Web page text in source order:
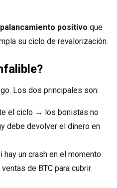
positivo que
su ciclo de revalorización.
Los dos principales son:
el ciclo → los bonistas no
debe devolver el dinero en
hay un crash en el momento
de BTC para cubrir